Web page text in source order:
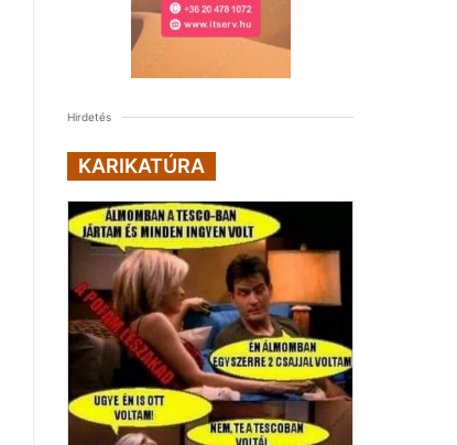
Hirdetés
KARIKATÚRA